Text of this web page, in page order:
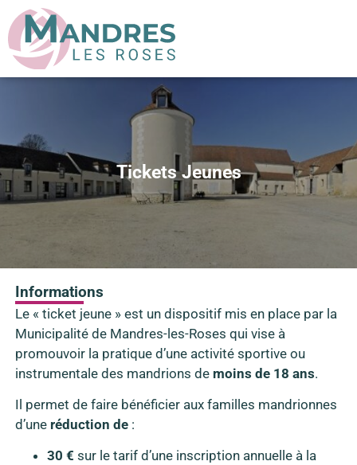
Tickets Jeunes
Informations
Le « ticket jeune » est un dispositif mis en place par la
Municipalité de Mandres-les-Roses qui vise à
promouvoir la pratique d’une activité sportive ou
instrumentale des mandrions de moins de 18 ans.
Il permet de faire bénéficier aux familles mandrionnes
d’une réduction de:
30 € sur le tarif d’une inscription annuelle à la